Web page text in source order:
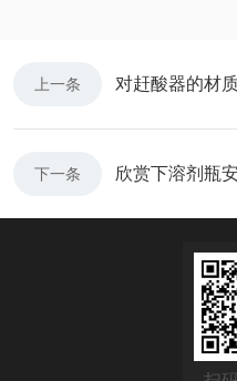
上一条 对赶酸器的材
下一条 欣赏下溶剂瓶